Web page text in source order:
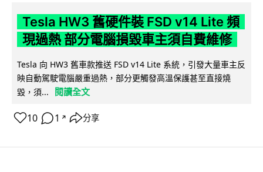
Tesla HW3 舊硬件裝 FSD v14 Lite 頻
現過熱 部分電腦損毀車主須自費維修
Tesla 向 HW3 舊車款推送 FSD v14 Lite 系統，引發大量車主反
映自動駕駛電腦嚴重過熱，部分更觸發高溫保護甚至直接燒
毀，須...
閱讀全文
10 1 ↗ 分享